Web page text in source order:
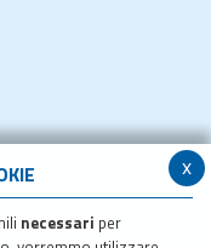
x
necessari per